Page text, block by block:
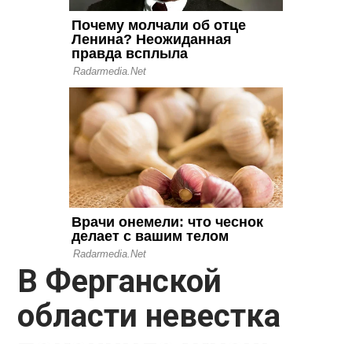
В Ферганской
области невестка